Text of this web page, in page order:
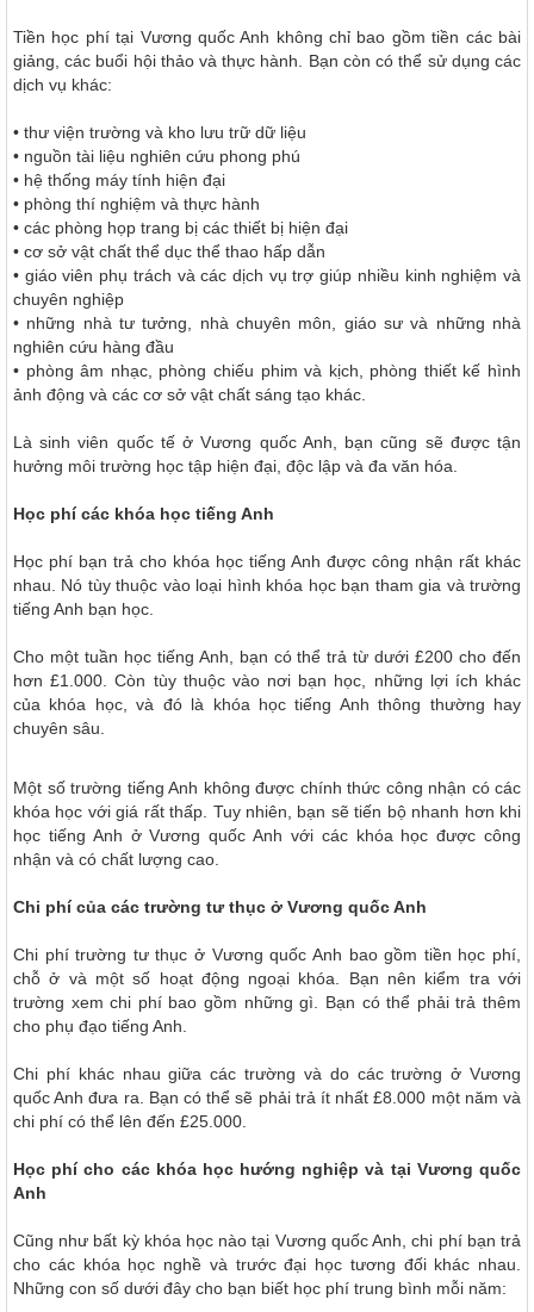
Tiền học phí tại Vương quốc Anh không chỉ bao gồm tiền các bài
giảng, các buổi hội thảo và thực hành. Bạn còn có thể sử dụng các
dịch vụ khác:
• thư viện trường và kho lưu trữ dữ liệu
• nguồn tài liệu nghiên cứu phong phú
• hệ thống máy tính hiện đại
• phòng thí nghiệm và thực hành
• các phòng họp trang bị các thiết bị hiện đại
• cơ sở vật chất thể dục thể thao hấp dẫn
• giáo viên phụ trách và các dịch vụ trợ giúp nhiều kinh nghiệm và
chuyên nghiệp
• những nhà tư tưởng, nhà chuyên môn, giáo sư và những nhà
nghiên cứu hàng đầu
• phòng âm nhạc, phòng chiếu phim và kịch, phòng thiết kế hình
ảnh động và các cơ sở vật chất sáng tạo khác.
Là sinh viên quốc tế ở Vương quốc Anh, bạn cũng sẽ được tận
hưởng môi trường học tập hiện đại, độc lập và đa văn hóa.
Học phí các khóa học tiếng Anh
Học phí bạn trả cho khóa học tiếng Anh được công nhận rất khác
nhau. Nó tùy thuộc vào loại hình khóa học bạn tham gia và trường
tiếng Anh bạn học.
Cho một tuần học tiếng Anh, bạn có thể trả từ dưới £200 cho đến
hơn £1.000. Còn tùy thuộc vào nơi bạn học, những lợi ích khác
của khóa học, và đó là khóa học tiếng Anh thông thường hay
chuyên sâu.
Một số trường tiếng Anh không được chính thức công nhận có các
khóa học với giá rất thấp. Tuy nhiên, bạn sẽ tiến bộ nhanh hơn khi
học tiếng Anh ở Vương quốc Anh với các khóa học được công
nhận và có chất lượng cao.
Chi phí của các trường tư thục ở Vương quốc Anh
Chi phí trường tư thục ở Vương quốc Anh bao gồm tiền học phí,
chỗ ở và một số hoạt động ngoại khóa. Bạn nên kiểm tra với
trường xem chi phí bao gồm những gì. Bạn có thể phải trả thêm
cho phụ đạo tiếng Anh.
Chi phí khác nhau giữa các trường và do các trường ở Vương
quốc Anh đưa ra. Bạn có thể sẽ phải trả ít nhất £8.000 một năm và
chi phí có thể lên đến £25.000.
Học phí cho các khóa học hướng nghiệp và tại Vương quốc
Anh
Cũng như bất kỳ khóa học nào tại Vương quốc Anh, chi phí bạn trả
cho các khóa học nghề và trước đại học tương đối khác nhau.
Những con số dưới đây cho bạn biết học phí trung bình mỗi năm: